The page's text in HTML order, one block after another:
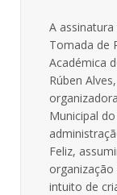
A
Tomada de
Académica
Rúben
Municipal
Feliz,
intuito de